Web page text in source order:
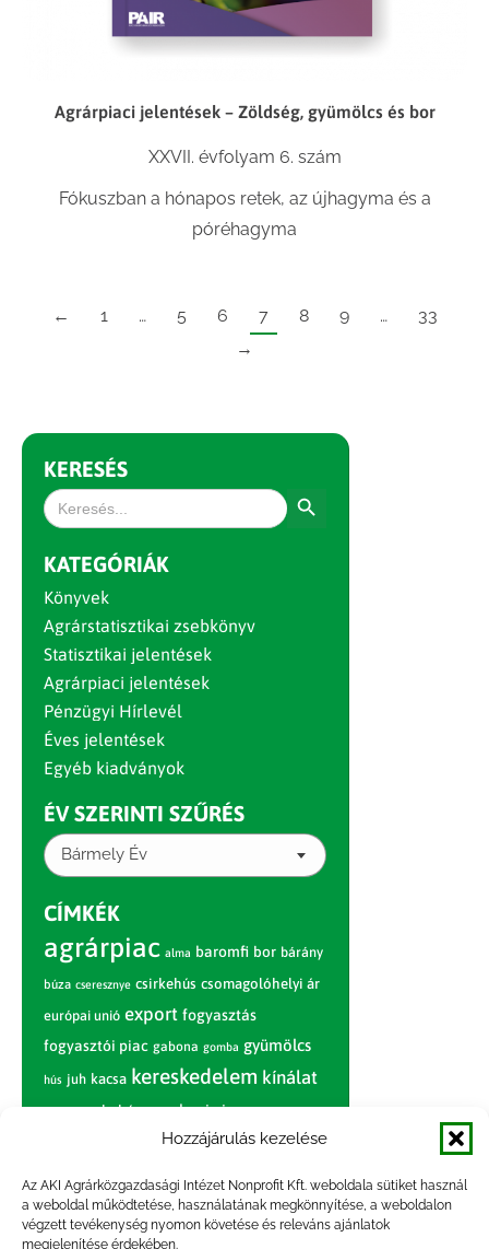
Hozzájárulás kezelése
Az AKI Agrárközgazdasági Intézet Nonprofit Kft. weboldala sütiket használ
a weboldal működtetése, használatának megkönnyítése, a weboldalon
végzett tevékenység nyomon követése és releváns ajánlatok
megjelenítése érdekében.
Agrárpiaci jelentések – Zöldség, gyümölcs és bor
XXVII. évfolyam 6. szám
Fókuszban a hónapos retek, az újhagyma és a
póréhagyma
← 1 … 5 6 7 8 9 …
33
→
KERESÉS
Search
for:
KATEGÓRIÁK
Könyvek
Agrárstatisztikai zsebkönyv
Statisztikai jelentések
Agrárpiaci jelentések
Pénzügyi Hírlevél
Éves jelentések
Egyéb kiadványok
ÉV SZERINTI SZŰRÉS
Bármely Év
CÍMKÉK
agrárpiac alma baromfi bor bárány
búza cseresznye csirkehús csomagolóhelyi ár
európai unió export fogyasztás
fogyasztói piac gabona gomba gyümölcs
hús juh kacsa kereskedelem kínálat
körte marhahús nagybani piac narancs
nemzetközi árinformációk
paradicsom piac piaci jelentés
pulyka pulykahús sertés sertéshús
szarvasmarha termelés termelői